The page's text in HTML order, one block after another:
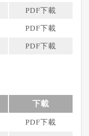
PDF下載
PDF下載
PDF下載
下載
PDF下載